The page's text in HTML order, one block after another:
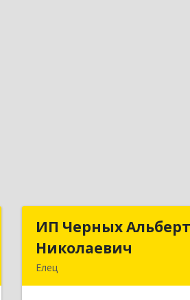
ИП Черных Альберт
Николаевич
Елец
ИП Черных